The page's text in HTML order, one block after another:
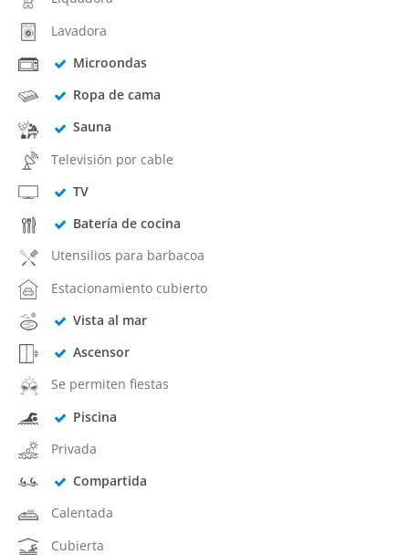
Lavadora
Microondas
Ropa de cama
Sauna
Televisión por cable
TV
Batería de cocina
Utensilios para barbacoa
Estacionamiento cubierto
Vista al mar
Ascensor
Se permiten fiestas
Piscina
Privada
Compartida
Calentada
Cubierta